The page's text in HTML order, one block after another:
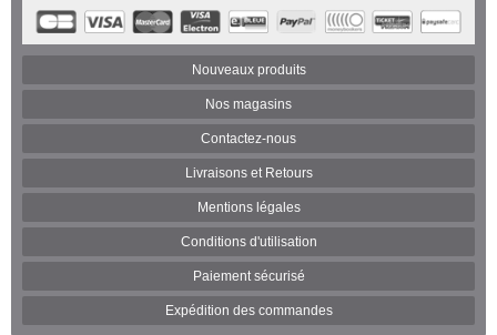
Nouveaux produits
Nos magasins
Contactez-nous
Livraisons et Retours
Mentions légales
Conditions d'utilisation
Paiement sécurisé
Expédition des commandes